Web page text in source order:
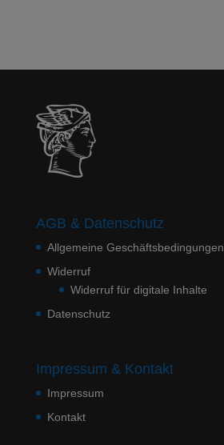
AGB & Datenschutz
Allgemeine Geschäftsbedingungen
Widerruf
Widerruf für digitale Inhalte
Datenschutz
Impressum & Kontakt
Impressum
Kontakt